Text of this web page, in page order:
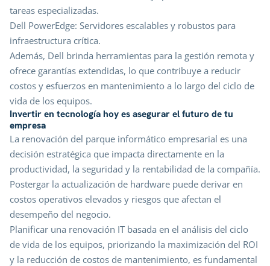
tareas especializadas.
Dell PowerEdge: Servidores escalables y robustos para
infraestructura crítica.
Además, Dell brinda herramientas para la gestión remota y
ofrece garantías extendidas, lo que contribuye a reducir
costos y esfuerzos en mantenimiento a lo largo del ciclo de
vida de los equipos.
Invertir en tecnología hoy es asegurar el futuro de tu
empresa
La renovación del parque informático empresarial es una
decisión estratégica que impacta directamente en la
productividad, la seguridad y la rentabilidad de la compañía.
Postergar la actualización de hardware puede derivar en
costos operativos elevados y riesgos que afectan el
desempeño del negocio.
Planificar una renovación IT basada en el análisis del ciclo
de vida de los equipos, priorizando la maximización del ROI
y la reducción de costos de mantenimiento, es fundamental